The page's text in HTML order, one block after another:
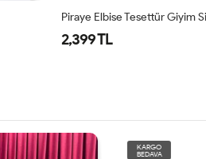
Piraye Elbise Tesettür Giyim Siyah
2,399 TL
KARGO
BEDAVA